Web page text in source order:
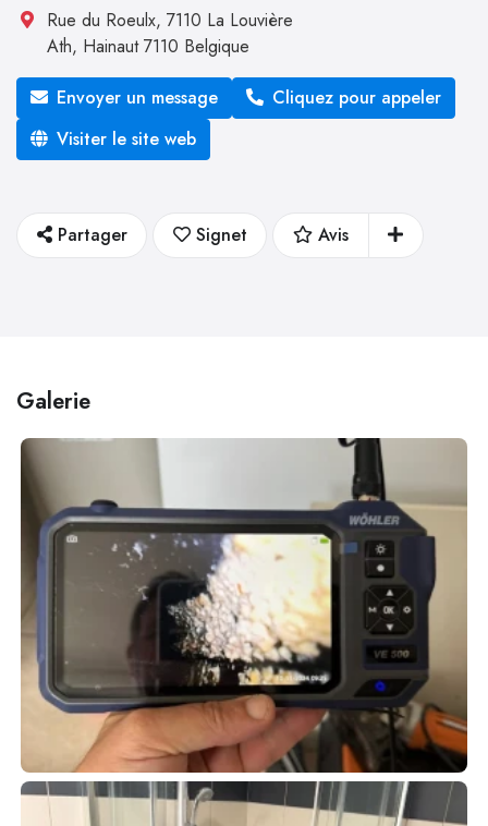
Rue du Roeulx, 7110 La Louvière
Ath, Hainaut 7110 Belgique
Envoyer un message
Cliquez pour appeler
Visiter le site web
Partager Signet Avis
Galerie